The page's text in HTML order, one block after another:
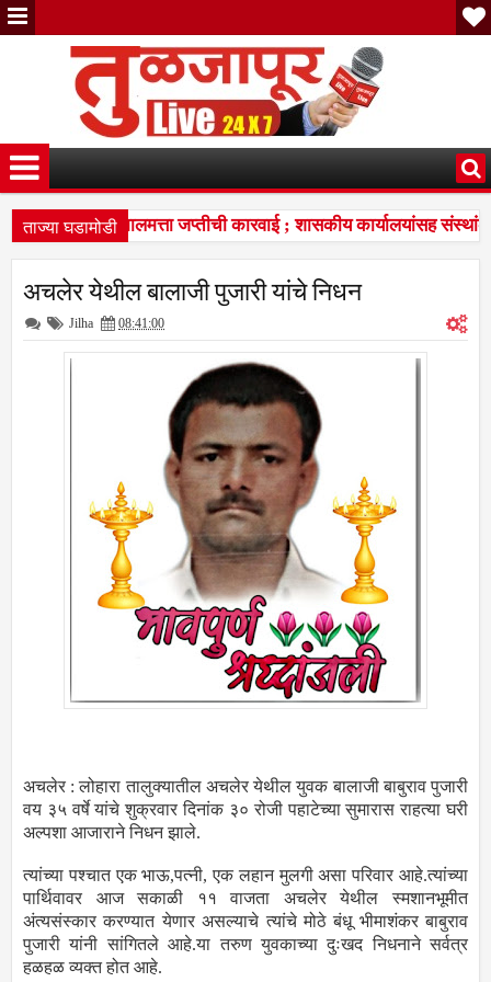
ताज्या घडामोडी
न भरल्यास मालमत्ता जप्तीची कारवाई ; शासकीय कार्यालयांसह
विद्यार्थ्यांना प्रेरणादायी वारसा
7:37 PM सरदारसिंग ठाकूर यांच्या
न भरल्यास मालमत्ता जप्तीची कारवाई ; शासकीय कार्यालयांसह
अचलेर येथील बालाजी पुजारी यांचे निधन
Jilha 08:41:00
अचलेर : लोहारा तालुक्यातील अचलेर येथील युवक बालाजी बाबुराव पुजारी
वय ३५ वर्षे यांचे शुक्रवार दिनांक ३० रोजी पहाटेच्या सुमारास राहत्या घरी
अल्पशा आजाराने निधन झाले.
त्यांच्या पश्चात एक भाऊ,पत्नी, एक लहान मुलगी असा परिवार आहे.त्यांच्या
पार्थिवावर आज सकाळी ११ वाजता अचलेर येथील स्मशानभूमीत
अंत्यसंस्कार करण्यात येणार असल्याचे त्यांचे मोठे बंधू भीमाशंकर बाबुराव
पुजारी यांनी सांगितले आहे.या तरुण युवकाच्या दुःखद निधनाने सर्वत्र
हळहळ व्यक्त होत आहे.